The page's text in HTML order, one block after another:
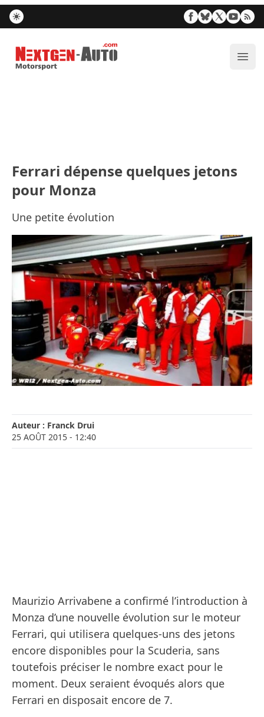
Nextgen-Auto.com
Ferrari dépense quelques jetons
pour Monza
Une petite évolution
Auteur : Franck Drui
25 AOÛT 2015 - 12:40
Maurizio Arrivabene a confirmé l’introduction à
Monza d’une nouvelle évolution sur le moteur
Ferrari, qui utilisera quelques-uns des jetons
encore disponibles pour la Scuderia, sans
toutefois préciser le nombre exact pour le
moment. Deux seraient évoqués alors que
Ferrari en disposait encore de 7.